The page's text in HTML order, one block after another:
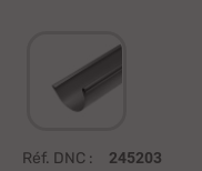
Réf. DNC : 245203